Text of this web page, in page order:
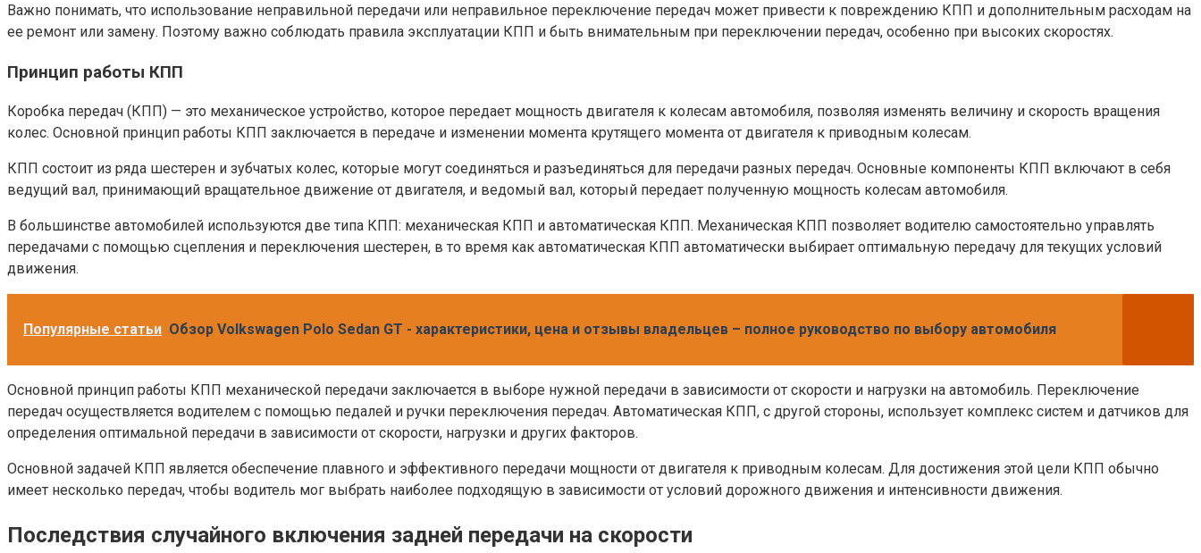
Важно понимать, что использование неправильной передачи или неправильное переключение передач может привести к повреждению КПП и дополнительным расходам на
ее ремонт или замену. Поэтому важно соблюдать правила эксплуатации КПП и быть внимательным при переключении передач, особенно при высоких скоростях.
Принцип работы КПП
Коробка передач (КПП) — это механическое устройство, которое передает мощность двигателя к колесам автомобиля, позволяя изменять величину и скорость вращения
колес. Основной принцип работы КПП заключается в передаче и изменении момента крутящего момента от двигателя к приводным колесам.
КПП состоит из ряда шестерен и зубчатых колес, которые могут соединяться и разъединяться для передачи разных передач. Основные компоненты КПП включают в себя
ведущий вал, принимающий вращательное движение от двигателя, и ведомый вал, который передает полученную мощность колесам автомобиля.
В большинстве автомобилей используются две типа КПП: механическая КПП и автоматическая КПП. Механическая КПП позволяет водителю самостоятельно управлять
передачами с помощью сцепления и переключения шестерен, в то время как автоматическая КПП автоматически выбирает оптимальную передачу для текущих условий
движения.
Популярные статьи Обзор Volkswagen Polo Sedan GT - характеристики, цена и отзывы владельцев – полное руководство по выбору автомобиля
Основной принцип работы КПП механической передачи заключается в выборе нужной передачи в зависимости от скорости и нагрузки на автомобиль. Переключение
передач осуществляется водителем с помощью педалей и ручки переключения передач. Автоматическая КПП, с другой стороны, использует комплекс систем и датчиков для
определения оптимальной передачи в зависимости от скорости, нагрузки и других факторов.
Основной задачей КПП является обеспечение плавного и эффективного передачи мощности от двигателя к приводным колесам. Для достижения этой цели КПП обычно
имеет несколько передач, чтобы водитель мог выбрать наиболее подходящую в зависимости от условий дорожного движения и интенсивности движения.
Последствия случайного включения задней передачи на скорости